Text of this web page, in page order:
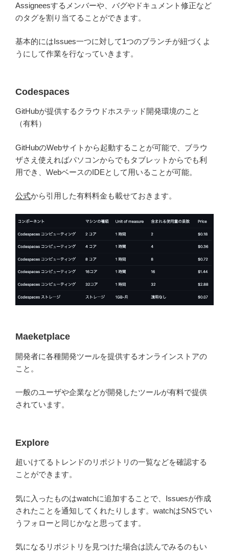
Assigneesするメンバーや、バグやドキュメント修正など
のタグを割り当てることができます。
基本的にはIssues一つに対して1つのブランチが紐づくよ
うにして作業を行なっていきます。
Codespaces
GitHubが提供するクラウドホステッド開発環境のこと
（有料）
GitHubのWebサイトから起動することが可能で、ブラウ
ザさえ使えればパソコンからでもタブレットからでも利
用でき、WebベースのIDEとして用いることが可能。
公式から引用した有料料金も載せておきます。
Maeketplace
開発者に各種開発ツールを提供するオンラインストアの
こと。
一般のユーザや企業などが開発したツールが有料で提供
されています。
Explore
超いけてるトレンドのリポジトリの一覧などを確認する
ことができます。
気に入ったものはwatchに追加することで、Issuesが作成
されたことを通知してくれたりします。watchはSNSでい
うフォローと同じかなと思ってます。
気になるリポジトリを見つけた場合は読んでみるのもい